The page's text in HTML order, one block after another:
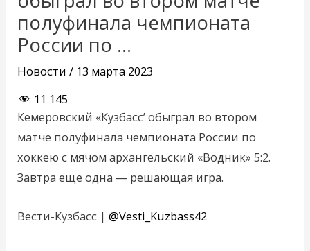
полуфинала чемпионата
России по …
Новости / 13 марта 2023
11 145
Кемеровский «Кузбасс’ обыграл во втором
матче полуфинала чемпионата России по
хоккею с мячом архангельский «Водник» 5:2.
Завтра еще одна — решающая игра.
Вести-Кузбасс |@Vesti_Kuzbass42